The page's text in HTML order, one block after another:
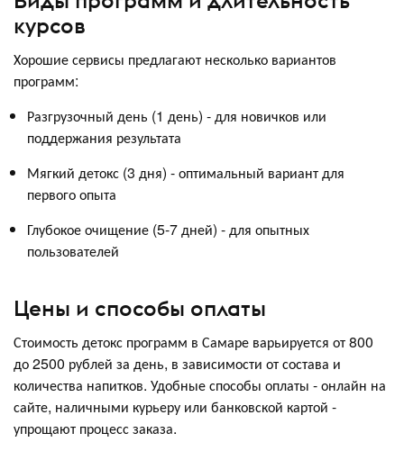
курсов
Хорошие сервисы предлагают несколько вариантов
программ:
Разгрузочный день (1 день) - для новичков или
поддержания результата
Мягкий детокс (3 дня) - оптимальный вариант для
первого опыта
Глубокое очищение (5-7 дней) - для опытных
пользователей
Цены и способы оплаты
Стоимость детокс программ в Самаре варьируется от 800
до 2500 рублей за день, в зависимости от состава и
количества напитков. Удобные способы оплаты - онлайн на
сайте, наличными курьеру или банковской картой -
упрощают процесс заказа.